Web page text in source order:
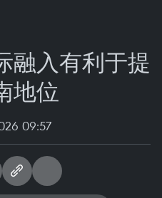
融入有利于提
地位
09:57